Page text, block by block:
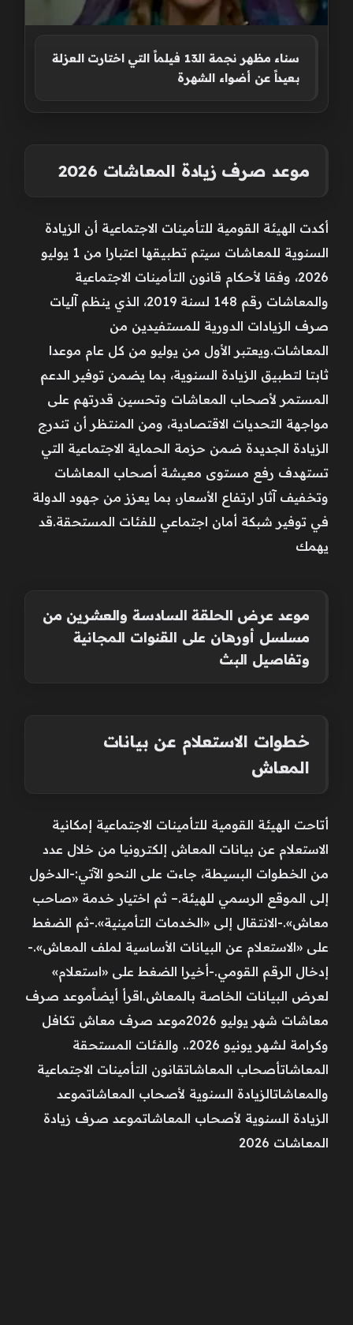
سناء مظهر نجمة الـ13 فيلماً التي اختارت العزلة
بعيداً عن أضواء الشهرة
موعد صرف زيادة المعاشات 2026
أكدت الهيئة القومية للتأمينات الاجتماعية أن الزيادة
السنوية للمعاشات سيتم تطبيقها اعتبارا من 1 يوليو
2026، وفقا لأحكام قانون التأمينات الاجتماعية
والمعاشات رقم 148 لسنة 2019، الذي ينظم آليات
صرف الزيادات الدورية للمستفيدين من
المعاشات.ويعتبر الأول من يوليو من كل عام موعدا
ثابتا لتطبيق الزيادة السنوية، بما يضمن توفير الدعم
المستمر لأصحاب المعاشات وتحسين قدرتهم على
مواجهة التحديات الاقتصادية، ومن المنتظر أن تندرج
الزيادة الجديدة ضمن حزمة الحماية الاجتماعية التي
تستهدف رفع مستوى معيشة أصحاب المعاشات
وتخفيف آثار ارتفاع الأسعار، بما يعزز من جهود الدولة
في توفير شبكة أمان اجتماعي للفئات المستحقة.قد
يهمك
موعد عرض الحلقة السادسة والعشرين من
مسلسل أورهان على القنوات المجانية
وتفاصيل البث
خطوات الاستعلام عن بيانات
المعاش
أتاحت الهيئة القومية للتأمينات الاجتماعية إمكانية
الاستعلام عن بيانات المعاش إلكترونيا من خلال عدد
من الخطوات البسيطة، جاءت على النحو الآتي:-الدخول
إلى الموقع الرسمي للهيئة.– ثم اختيار خدمة «صاحب
معاش».-الانتقال إلى «الخدمات التأمينية».-ثم الضغط
على «الاستعلام عن البيانات الأساسية لملف المعاش».-
إدخال الرقم القومي.-أخيرا الضغط على «استعلام»
لعرض البيانات الخاصة بالمعاش.اقرأ أيضاًموعد صرف
معاشات شهر يوليو 2026موعد صرف معاش تكافل
وكرامة لشهر يونيو 2026.. والفئات المستحقة
المعاشاتأصحاب المعاشاتقانون التأمينات الاجتماعية
والمعاشاتالزيادة السنوية لأصحاب المعاشاتموعد
الزيادة السنوية لأصحاب المعاشاتموعد صرف زيادة
المعاشات 2026